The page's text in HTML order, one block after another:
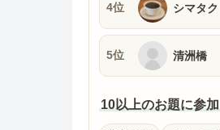
4位 シマタク
5位 清洲橋
10以上のお題に参加